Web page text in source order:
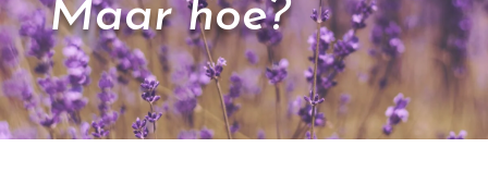
Maar hoe?